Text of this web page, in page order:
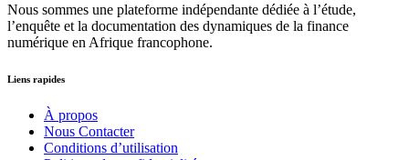
Nous sommes une plateforme indépendante dédiée à l’étude,
l’enquête et la documentation des dynamiques de la finance
numérique en Afrique francophone.
Liens rapides
À propos
Nous Contacter
Conditions d’utilisation